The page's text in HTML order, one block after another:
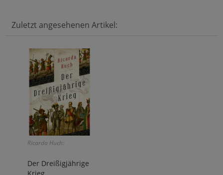
Zuletzt angesehenen Artikel:
Ricarda Huch:
Der Dreißigjährige
Krieg